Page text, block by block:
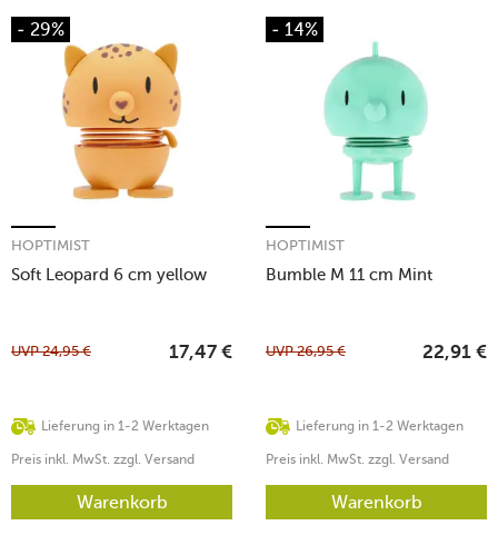
- 29%
Soft Leopard 6 cm yellow
HOPTIMIST
Lieferung in 1-2 Werktagen
UVP24,95 € 17,47 €
Preis inkl. MwSt. zzgl. Versand
Warenkorb
- 14%
Bumble M 11 cm Mint
HOPTIMIST
Lieferung in 1-2 Werktagen
UVP26,95 € 22,91 €
Preis inkl. MwSt. zzgl. Versand
Warenkorb